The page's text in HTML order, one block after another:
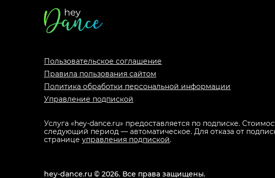
Футер
сайта
Пользовательское соглашение
Правила пользования сайтом
Политика обработки персональной информации
Управление подпиской
Услуга «hey-dance.ru» предоставляется по подписке.
следующий период — автоматическое. Для отказа от
странице управления подпиской.
hey-dance.ru © 2026. Все права защищены.